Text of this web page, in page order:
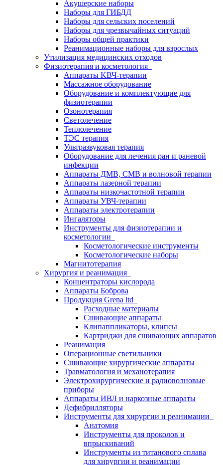
Акушерские наборы
Наборы для ГИБДД
Наборы для сельских поселений
Наборы для чрезвычайных ситуаций
Наборы общей практики
Реанимационные наборы для взрослых
Утилизация медицинских отходов
Физиотерапия и косметология
Аппараты KВЧ-терапии
Массажное оборудование
Оборудование и комплектующие для
физиотерапии
Озонотерапия
Светолечение
Теплолечение
ТЭС терапия
Ультразвуковая терапия
Оборудование для лечения ран и раневой
инфекции
Аппараты ДМВ, СМВ и волновой терапии
Аппараты лазерной терапии
Аппараты низкочастотной терапии
Аппараты УВЧ-терапии
Аппараты электротерапии
Ингаляторы
Инструменты для физиотерапии и
косметологии
Косметологические инструменты
Косметологические наборы
Магнитотерапия
Хирургия и реанимация
Концентраторы кислорода
Аппараты Боброва
Продукция Grena ltd
Расходные материалы
Сшивающие аппараты
Клипаппликаторы, клипсы
Картриджи для сшивающих аппаратов
Реанимация
Операционные светильники
Сшивающие хирургические аппараты
Травматология и механотерапия
Электрохирургические и радиоволновые
приборы
Аппараты ИВЛ и наркозные аппараты
Дефибрилляторы
Инструменты для хирургии и реанимации
Анатомия
Инструменты для проколов и
впрыскиваний
Инструменты из титанового сплава
для хирургии и реанимации